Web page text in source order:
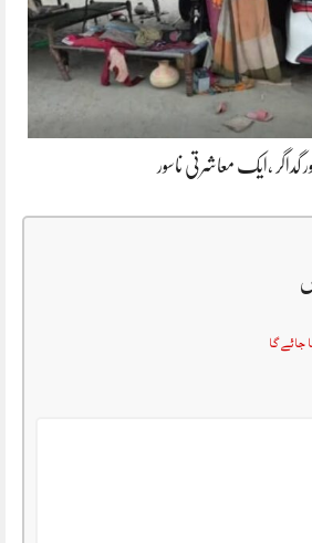
گداگر ،ایک معاشرتی ناسور
جائے گا